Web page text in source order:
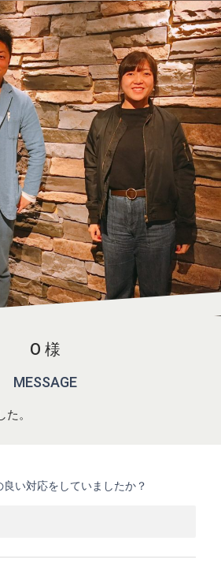
O 様
MESSAGE
。
い対応をしていましたか？